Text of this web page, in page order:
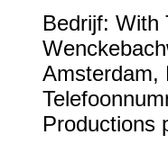
Bedrijf: With
Amsterdam,
Productions